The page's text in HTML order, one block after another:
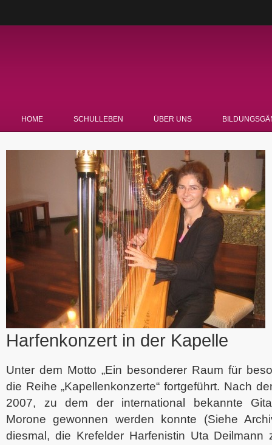
HOME SCHULLEBEN ÜBER UNS
Harfenkonzert in der Kapelle
Unter dem Motto „Ein besonderer Raum für
die Reihe „Kapellenkonzerte“ fortgeführt. Nach
2007, zu dem der international bekannte
Morone gewonnen werden konnte (Siehe
diesmal, die Krefelder Harfenistin Uta Deilmann